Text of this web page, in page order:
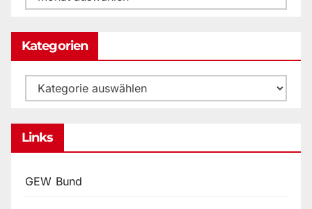
Archiv
Kategorien
Kategorien
Links
GEW Bund